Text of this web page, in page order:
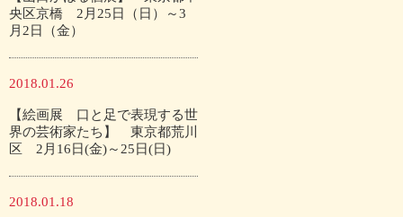
央区京橋 2月25日（日）～3
月2日（金）
2018.01.26
【絵画展 口と足で表現する世
界の芸術家たち】 東京都荒川
区 2月16日(金)～25日(日)
2018.01.18